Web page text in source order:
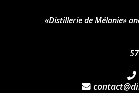
«Distillerie de Mélanie»